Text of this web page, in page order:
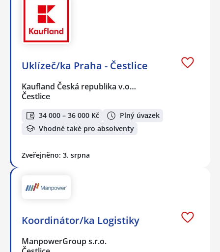
Uklízeč/ka Praha - Čestlice
Kaufland Česká republika v.o…
Čestlice
34 000 – 36 000 Kč
Plný úvazek
Vhodné také pro absolventy
Zveřejněno: 3. srpna
Koordinátor/ka Logistiky
ManpowerGroup s.r.o.